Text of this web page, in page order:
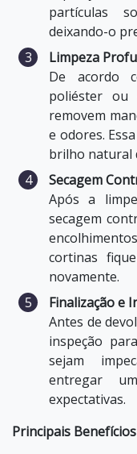
partículas
deixando-o
Limpeza
De acordo
poliéster ou
removem
e odores.
brilho natural
Secagem
Após a
secagem
cortinas
novamente.
Finalização e
Antes de
inspeção
sejam
entregar
expectativas.
Principais